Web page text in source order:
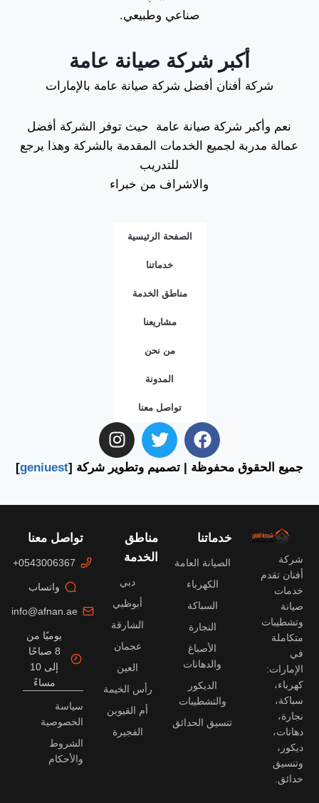
صناعي وطبيعي.
أكبر شركة صيانة عامة
شركة أفنان أفضل شركة صيانة عامة بالإمارات
نعم وأكبر شركة صيانة عامة حيث توفر الشركة أفضل
عمالة مدربة لجميع الخدمات المقدمة بالشركة وهذا يرجع
للتدريب
والاشراف من خبراء
الصفحة الرئيسية
خدماتنا
مناطق الخدمة
مشاريعنا
من نحن
المدونة
تواصل معنا
جميع الحقوق محفوظة | تصميم وتطوير شركة [geniuest
]
شركة
أفنان تقدم
خدمات
صيانة
وتشطيبات
متكاملة
في
الإمارات:
كهرباء،
سباكة،
نجارة،
دهانات،
ديكور،
وتنسيق
حدائق.
خدماتنا
الصيانة العامة
الكهرباء
السباكة
النجارة
الأصباغ
والدهانات
الديكور
والتشطيبات
تنسيق الحدائق
مناطق
الخدمة
دبي
أبوظبي
الشارقة
عجمان
العين
رأس الخيمة
أم القيوين
الفجيرة
تواصل معنا
0543006367+
واتساب
info@afnan.ae
يوميًا من
8 صباحًا
إلى 10
مساءً
سياسة
الخصوصية
الشروط
والأحكام